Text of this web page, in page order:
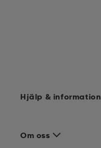
Hjälp & information
Om oss